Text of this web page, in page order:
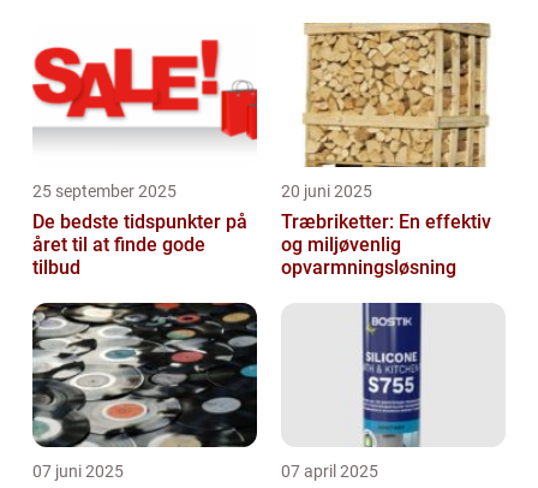
25 september 2025
De bedste tidspunkter på
året til at finde gode
tilbud
20 juni 2025
Træbriketter: En effektiv
og miljøvenlig
opvarmningsløsning
07 juni 2025 07 april 2025